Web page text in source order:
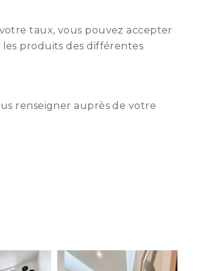
taux, vous pouvez accepter
les produits des différentes
renseigner auprès de votre